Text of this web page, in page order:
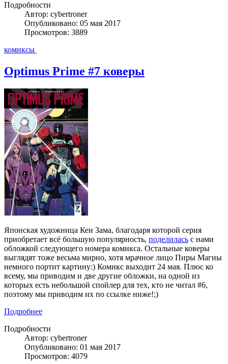
Подробности
Автор: cybertroner
Опубликовано: 05 мая 2017
Просмотров: 3889
комиксы
Optimus Prime #7 коверы
Японская художница Кеи Зама, благодаря которой серия
приобретает всё большую популярность, поделилась с нами
обложкой следующего номера комикса. Остальные коверы
выглядят тоже весьма мирно, хотя мрачное лицо Пиры Магны
немного портит картину:) Комикс выходит 24 мая. Плюс ко
всему, мы приводим и две другие обложки, на одной из
которых есть небольшой спойлер для тех, кто не читал #6,
поэтому мы приводим их по ссылке ниже!;)
Подробнее
Подробности
Автор: cybertroner
Опубликовано: 01 мая 2017
Просмотров: 4079